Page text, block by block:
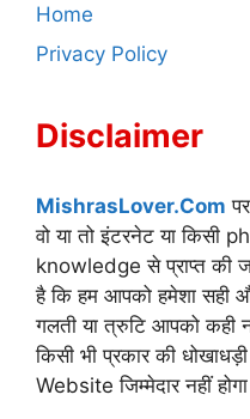
Home
Privacy Policy
Disclaimer
MishrasLover.Com
वो या तो इंटरनेट या किसी
knowledge से प्राप्त की
है कि हम आपको हमेशा सही
गलती या त्रुटि आपको कही
किसी भी प्रकार की
Website जिम्मेदार नहीं